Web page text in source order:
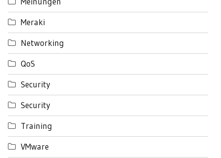
Meraki
Networking
QoS
Security
Security
Training
VMware